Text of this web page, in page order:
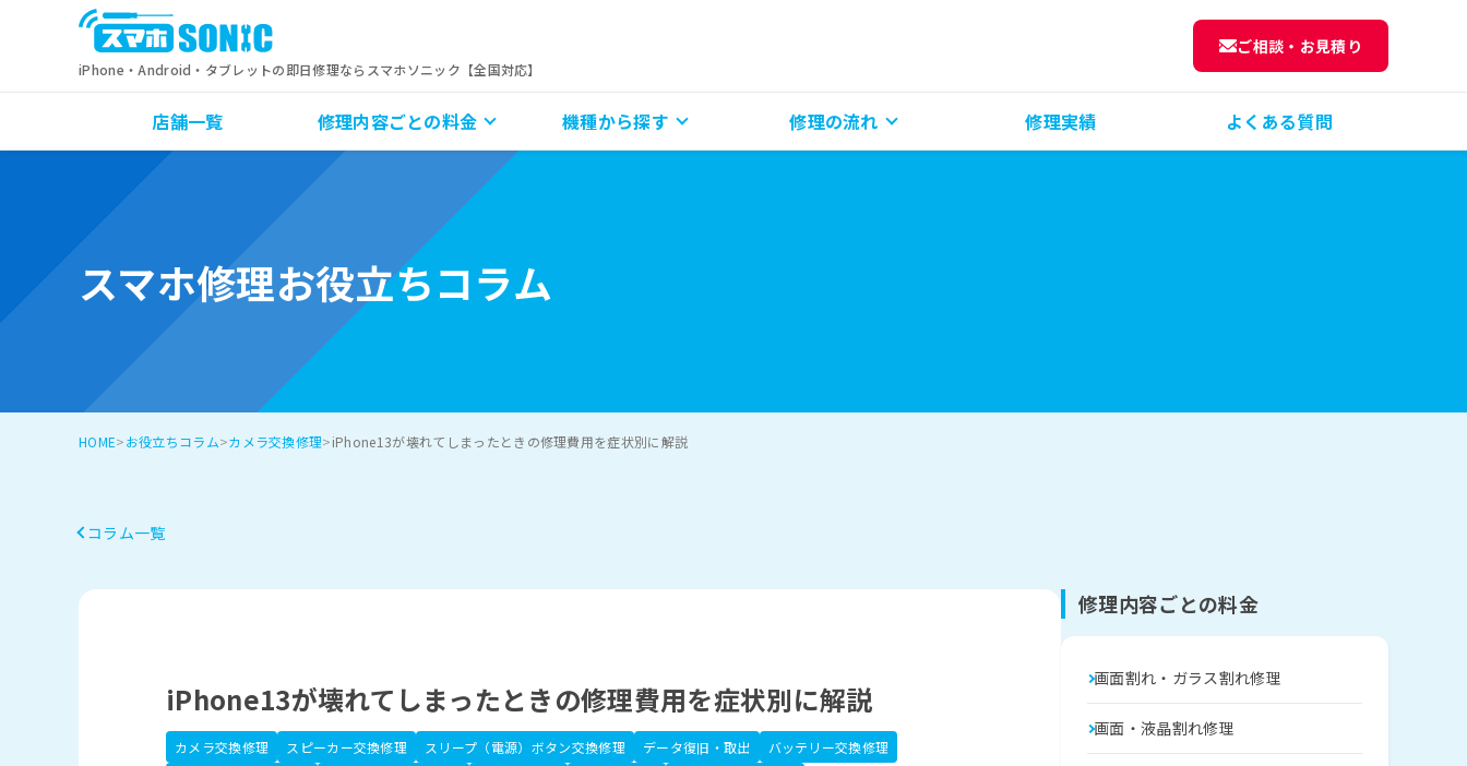
iPhone・Android・タブレットの即日修理ならスマホソニック【全国対応】
ご相談・お見積り
店舗一覧 修理内容ごとの料金 機種から探す 修理の流れ 修理実績 よくある質問
スマホ修理お役立ちコラム
HOME お役立ちコラム カメラ交換修理 iPhone13が壊れてしまったときの修理費用を症状別に解説
コラム一覧
iPhone13が壊れてしまったときの修理費用を症状別に解説
カメラ交換修理 スピーカー交換修理 スリープ（電源）ボタン交換修理 データ復旧・取出
バッテリー交換修理
修理内容ごとの料金
画面割れ・ガラス割れ修理
画面・液晶割れ修理